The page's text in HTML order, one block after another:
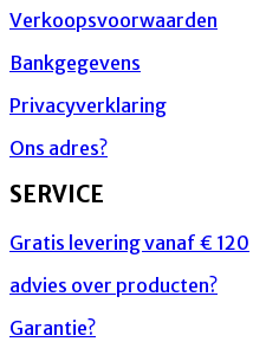
Verkoopsvoorwaarden
Bankgegevens
Privacyverklaring
Ons adres?
SERVICE
Gratis levering vanaf € 120
advies over producten?
Garantie?